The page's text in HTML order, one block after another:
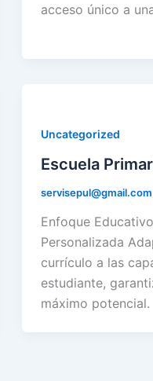
acceso único a
Uncategorized
Escuela
servisepul@gmail.com
Enfoque
Personalizada
currículo a las
estudiante,
máximo potencial.